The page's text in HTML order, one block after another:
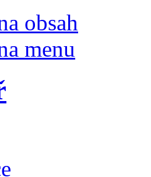
obsah
menu